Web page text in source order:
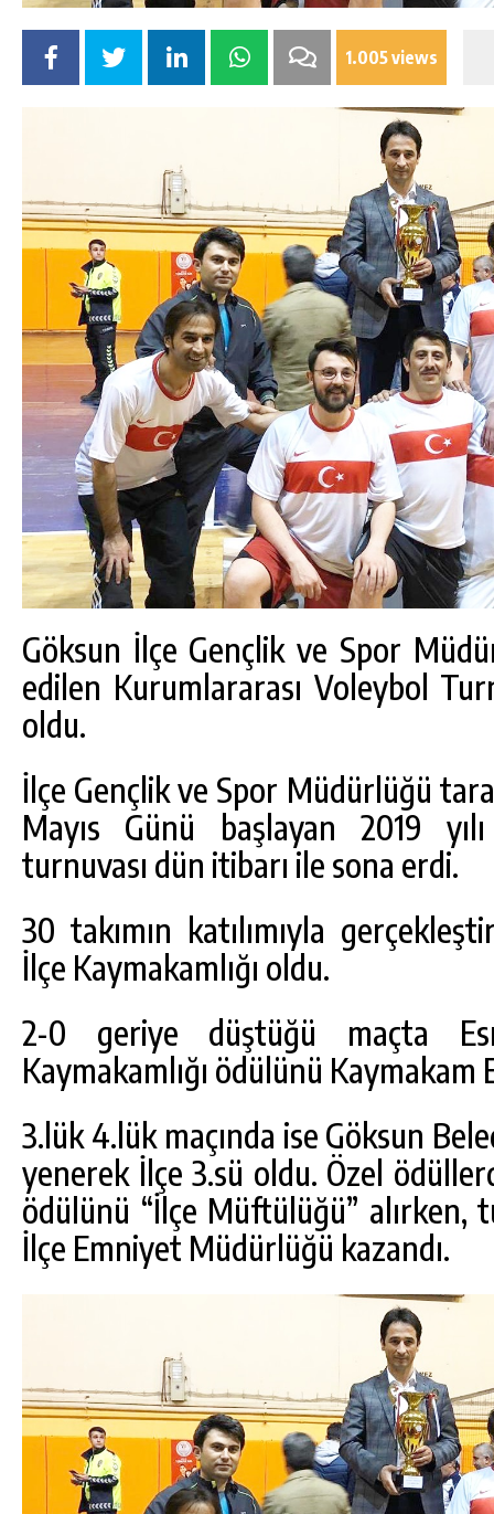
1.005 views
Göksun İlçe Gençlik ve Spor
edilen Kurumlararası Voleybol
oldu.
İlçe Gençlik ve Spor Müdürlüğü
Mayıs Günü başlayan 2019
turnuvası dün itibarı ile sona erdi.
30 takımın katılımıyla
İlçe Kaymakamlığı oldu.
2-0 geriye düştüğü maçta
Kaymakamlığı ödülünü
3.lük 4.lük maçında ise Göksun
yenerek İlçe 3.sü oldu. Özel
ödülünü “İlçe Müftülüğü” alırken,
İlçe Emniyet Müdürlüğü kazandı.